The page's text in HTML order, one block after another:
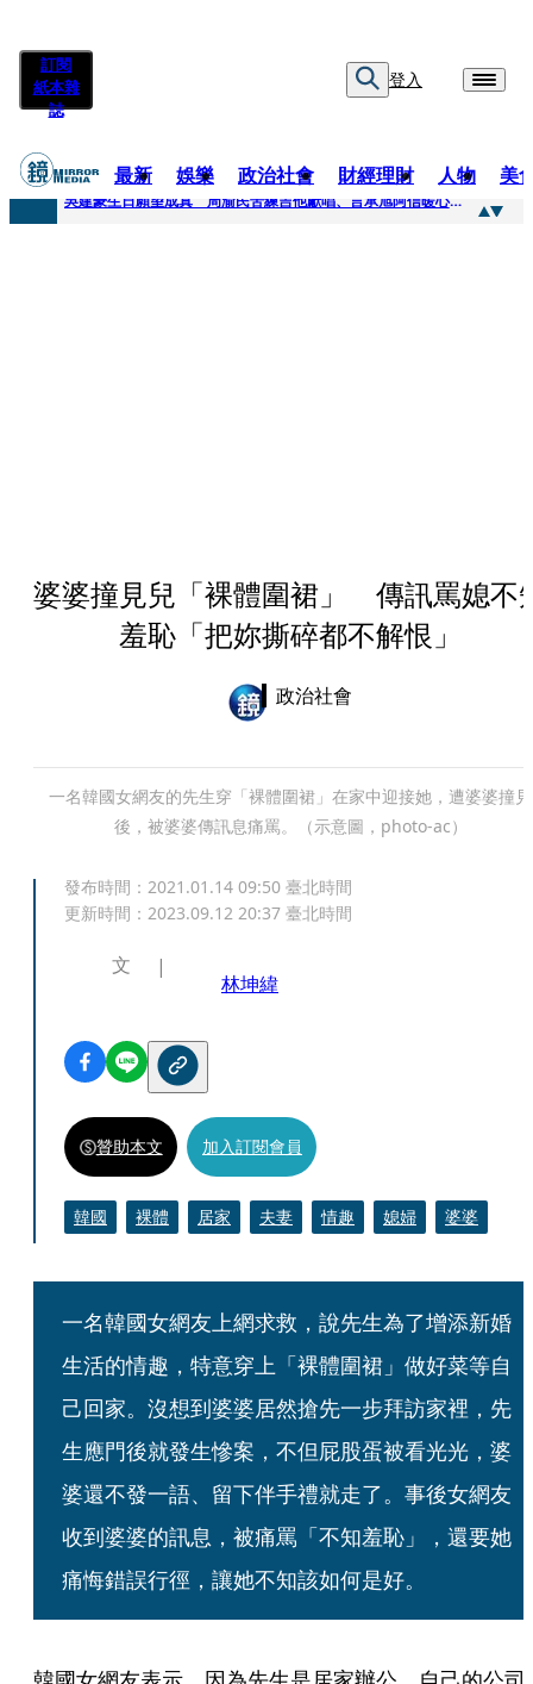
訂閱
紙本雜
誌
登入
最新 娛樂 政治社會 財經理財 人物 美
快訊
吳建豪生日願望成真 周渝民苦練吉他獻唱、言承旭阿信暖心祝福
婆婆撞見兒「裸體圍裙」 傳訊罵媳不
羞恥「把妳撕碎都不解恨」
政治社會
一名韓國女網友的先生穿「裸體圍裙」在家中迎接她，遭婆婆撞見
後，被婆婆傳訊息痛罵。（示意圖，photo-ac）
發布時間： 2021.01.14 09:50 臺北時間
更新時間： 2023.09.12 20:37 臺北時間
文
林坤緯
贊助本文 加入訂閱會員
韓國 裸體 居家 夫妻 情趣 媳婦 婆婆
一名韓國女網友上網求救，說先生為了增添新婚
生活的情趣，特意穿上「裸體圍裙」做好菜等自
己回家。沒想到婆婆居然搶先一步拜訪家裡，先
生應門後就發生慘案，不但屁股蛋被看光光，婆
婆還不發一語、留下伴手禮就走了。事後女網友
收到婆婆的訊息，被痛罵「不知羞恥」，還要她
痛悔錯誤行徑，讓她不知該如何是好。